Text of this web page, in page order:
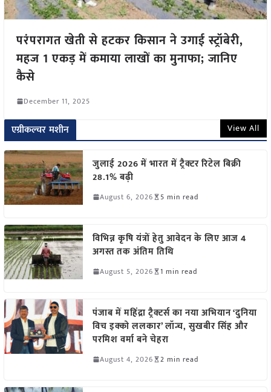
परंपरागत खेती से हटकर किसान ने उगाई स्ट्रॉबेरी,
महज 1 एकड़ में कमाया लाखों का मुनाफा; जानिए
कैसे
December 11, 2025
एग्रीकल्चर मशीन View All
जुलाई 2026 में भारत में ट्रैक्टर रिटेल बिक्री
28.1% बढ़ी
August 6, 2026 5 min read
विभिन्न कृषि यंत्रों हेतु आवेदन के लिए आज 4
अगस्त तक अंतिम तिथि
August 5, 2026 1 min read
पंजाब में महिंद्रा ट्रैक्टर्स का नया अभियान ‘दुनिया
विच इक्को ललकार’ लॉन्च, सुखबीर सिंह और
परमिश वर्मा बने चेहरा
August 4, 2026 2 min read